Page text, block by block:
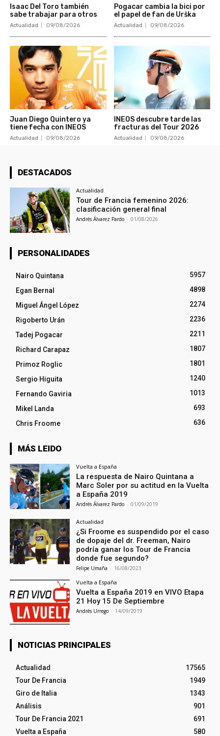
Isaac Del Toro también
sabe trabajar para otros
Actualidad 09/08/2026
Pogacar cambia la bici por
el papel de fan de Urška
Actualidad 09/08/2026
Juan Diego Quintero ya
tiene fecha con INEOS
Actualidad 09/08/2026
INEOS descubre tarde las
fracturas del Tour 2026
Actualidad 09/08/2026
DESTACADOS
Actualidad
Tour de Francia femenino 2026:
clasificación general final
Andrés Álvarez Pardo - 01/08/2026
PERSONALIDADES
Nairo Quintana
5957
Egan Bernal
4898
Miguel Ángel López
2274
Rigoberto Urán
2236
Tadej Pogacar
2211
Richard Carapaz
1807
Primoz Roglic
1801
Sergio Higuita
1240
Fernando Gaviria
1013
Mikel Landa
693
Chris Froome
636
MÁS LEIDO
Vuelta a España
La respuesta de Nairo Quintana a
Marc Soler por su actitud en la Vuelta
a España 2019
Andrés Álvarez Pardo - 01/09/2019
Actualidad
¿Si Froome es suspendido por el caso
de dopaje del dr. Freeman, Nairo
podría ganar los Tour de Francia
donde fue segundo?
Felipe Umaña - 16/08/2023
Vuelta a España
Vuelta a España 2019 en VIVO Etapa
21 Hoy 15 De Septiembre
Andrés Urrego - 14/09/2019
NOTICIAS PRINCIPALES
Actualidad
17565
Tour De Francia
1949
Giro de Italia
1343
Análisis
901
Tour De Francia 2021
691
Vuelta a España
580